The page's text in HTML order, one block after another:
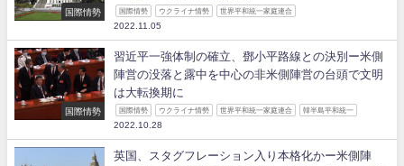
国際情勢 国際情勢 ウクライナ情勢 世界平和統一家庭連合
2022.11.05
国際情勢
習近平一強体制の確立、鄧小平路線との決別ー米側
陣営の没落と露中を中心の非米側陣営の台頭で文明
は大転換期に
国際情勢 ウクライナ情勢 世界平和統一家庭連合 韓半島平和統一
2022.10.28
英国、スタグフレーション入り本格化かー米側陣